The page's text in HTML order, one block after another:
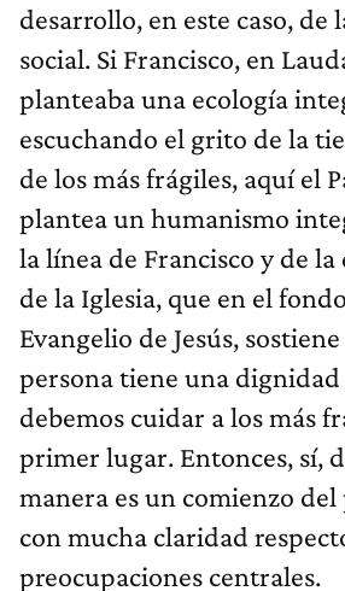
desarrollo, en este caso, de
social. Si Francisco, en
planteaba una ecología
escuchando el grito de la
de los más frágiles, aquí el
plantea un humanismo
la línea de Francisco y de
de la Iglesia, que en el
Evangelio de Jesús,
persona tiene una
debemos cuidar a los más
primer lugar. Entonces, sí,
manera es un comienzo
con mucha claridad
preocupaciones centrales.